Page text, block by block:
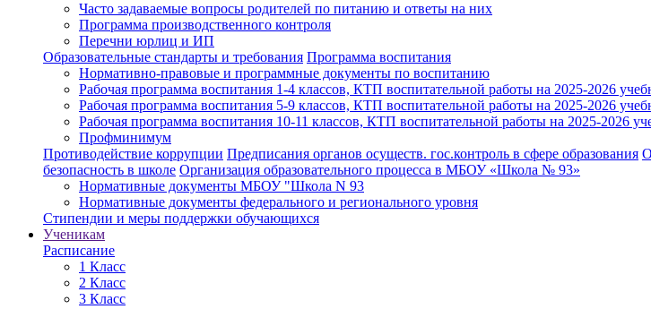
Часто задаваемые вопросы родителей по питанию и ответы на них
Программа производственного контроля
Перечни юрлиц и ИП
Образовательные стандарты и требования Программа воспитания
Нормативно-правовые и программные документы по воспитанию
Рабочая программа воспитания 1-4 классов, КТП воспитательной работы на 2025-2026
Рабочая программа воспитания 5-9 классов, КТП воспитательной работы на 2025-2026
Рабочая программа воспитания 10-11 классов, КТП воспитательной работы на 2025-2026
Профминимум
Противодействие коррупции Предписания органов осуществ. гос.контроль в сфере образования
безопасность в школе Организация образовательного процесса в МБОУ «Школа № 93»
Нормативные документы МБОУ "Школа N 93
Нормативные документы федерального и регионального уровня
Стипендии и меры поддержки обучающихся
Ученикам
Расписание
1 Класс
2 Класс
3 Класс